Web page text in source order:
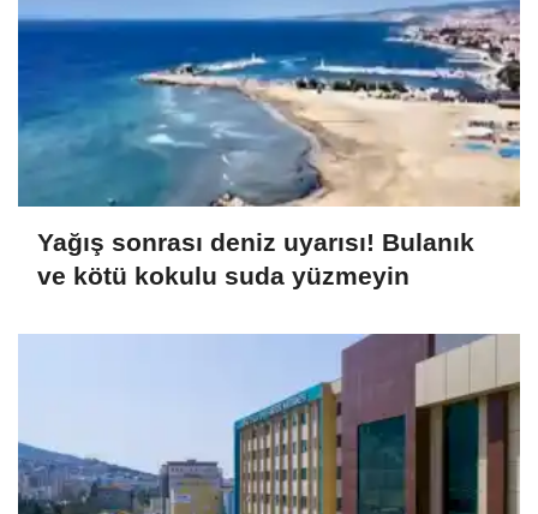
Yağış sonrası deniz uyarısı! Bulanık
ve kötü kokulu suda yüzmeyin